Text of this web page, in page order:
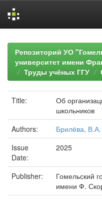
navigationРепозиторий УО
университет имени
Труды учёных ГГУ
Title:
Об
школьников
Authors:
Брилёва, В.А.
Issue
Date:
2025
Publisher:
Гомельский
имени Ф.